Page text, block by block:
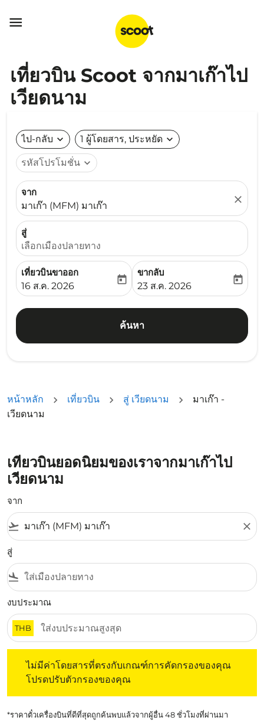

เที่ยวบิน Scoot จากมาเก๊าไป
เวียดนาม
ไป-กลับ expand_more 1 ผู้โดยสาร, ประหยัด expand_more
รหัสโปรโมชั่น expand_more
จาก
มาเก๊า (MFM) มาเก๊า
close
สู่
เลือกเมืองปลายทาง
เที่ยวบินขาออก
fc-booking-departure-date-aria-label
16 ส.ค. 2026
today
ขากลับ
fc-booking-return-date-
23 ส.ค. 2026
today
ค้นหา
หน้าหลัก เที่ยวบิน สู่ เวียดนาม
มาเก๊า -
เวียดนาม
เที่ยวบินยอดนิยมของเราจากมาเก๊าไป
เวียดนาม
จาก
flight_takeoff close
สู่
flight_land
งบประมาณ
THB
ไม่มีค่าโดยสารที่ตรงกับเกณฑ์การคัดกรองของคุณ
โปรดปรับตัวกรองของคุณ
*ราคาตั๋วเครื่องบินที่ดีที่สุดถูกค้นพบแล้วจากผู้อื่น 48 ชั่วโมงที่ผ่านมา